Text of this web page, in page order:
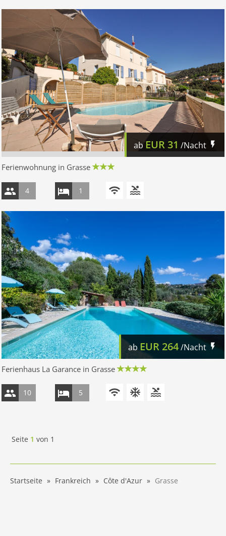
abEUR31 /Nacht
Ferienwohnung in Grasse
4 1
ab EUR 264/Nacht
Ferienhaus La Garance in Grasse
10 5
Seite 1 von 1
Startseite Frankreich Côte d'Azur Grasse